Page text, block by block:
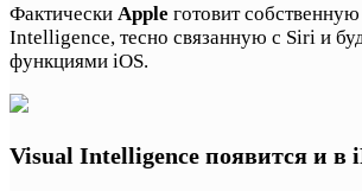
Фактически Apple готовит
Intelligence, тесно связанную с Siri и
функциями iOS.
Visual Intelligence появится и в